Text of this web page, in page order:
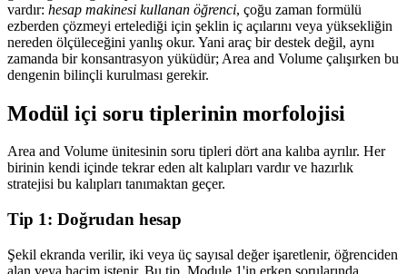
vardır: hesap makinesi kullanan öğrenci, çoğu zaman formülü
ezberden çözmeyi ertelediği için şeklin iç açılarını veya yüksekliğin
nereden ölçüleceğini yanlış okur. Yani araç bir destek değil, aynı
zamanda bir konsantrasyon yüküdür; Area and Volume çalışırken bu
dengenin bilinçli kurulması gerekir.
Modül içi soru tiplerinin morfolojisi
Area and Volume ünitesinin soru tipleri dört ana kalıba ayrılır. Her
birinin kendi içinde tekrar eden alt kalıpları vardır ve hazırlık
stratejisi bu kalıpları tanımaktan geçer.
Tip 1: Doğrudan hesap
Şekil ekranda verilir, iki veya üç sayısal değer işaretlenir, öğrenciden
alan veya hacim istenir. Bu tip, Module 1'in erken sorularında